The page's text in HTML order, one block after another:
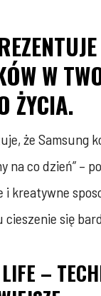
W
ŻYCIA.
że
co dzień” –
i kreatywne
się
–